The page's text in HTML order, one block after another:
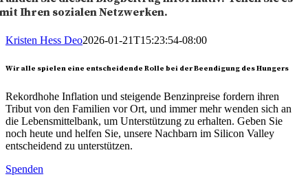
mit Ihren sozialen Netzwerken.
Kristen Hess Deo2026-01-21T15:23:54-08:00
Wir alle spielen eine entscheidende Rolle bei der Beendigung des Hungers
Rekordhohe Inflation und steigende Benzinpreise fordern ihren
Tribut von den Familien vor Ort, und immer mehr wenden sich an
die Lebensmittelbank, um Unterstützung zu erhalten. Geben Sie
noch heute und helfen Sie, unsere Nachbarn im Silicon Valley
entscheidend zu unterstützen.
Spenden